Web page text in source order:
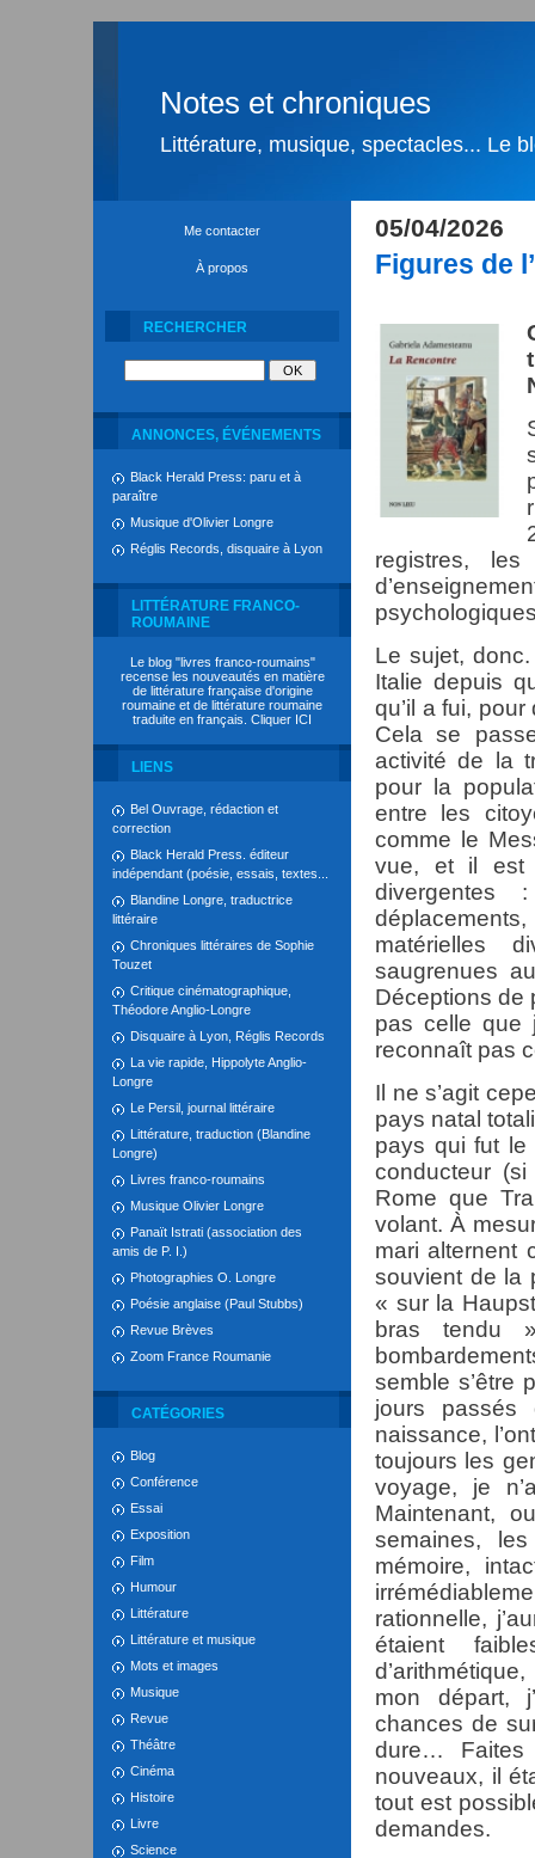
Notes et chroniques
Littérature, musique, spectacles... Le
Me contacter
À propos
RECHERCHER
ANNONCES, ÉVÉNEMENTS
Black Herald Press: paru et à
paraître
Musique d'Olivier Longre
Réglis Records, disquaire à Lyon
LITTÉRATURE FRANCO-
ROUMAINE
Le blog "livres franco-roumains"
recense les nouveautés en matière
de littérature française d'origine
roumaine et de littérature roumaine
traduite en français. Cliquer ICI
LIENS
Bel Ouvrage, rédaction et
correction
Black Herald Press. éditeur
indépendant (poésie, essais, textes...
Blandine Longre, traductrice
littéraire
Chroniques littéraires de Sophie
Touzet
Critique cinématographique,
Théodore Anglio-Longre
Disquaire à Lyon, Réglis Records
La vie rapide, Hippolyte Anglio-
Longre
Le Persil, journal littéraire
Littérature, traduction (Blandine
Longre)
Livres franco-roumains
Musique Olivier Longre
Panaït Istrati (association des
amis de P. I.)
Photographies O. Longre
Poésie anglaise (Paul Stubbs)
Revue Brèves
Zoom France Roumanie
CATÉGORIES
Blog
Conférence
Essai
Exposition
Film
Humour
Littérature
Littérature et musique
Mots et images
Musique
Revue
Théâtre
Cinéma
Histoire
Livre
Science
05/04/2026
Figures de
registres,
Le sujet,
Italie depuis
qu’il a fui,
Cela se
activité de la
pour la
entre les
comme le
vue, et il est
matérielles
saugrenues
Déceptions de
pas celle que
reconnaît pas
Il ne s’agit
pays natal
pays qui fut
conducteur
Rome que
volant. À
mari alternent
souvient de la
« sur la
bras tendu
semble s’être
jours
naissance,
toujours les
voyage, je
Maintenant,
semaines,
mémoire,
rationnelle,
étaient
mon départ,
chances de
dure…
nouveaux, il
tout est
demandes.